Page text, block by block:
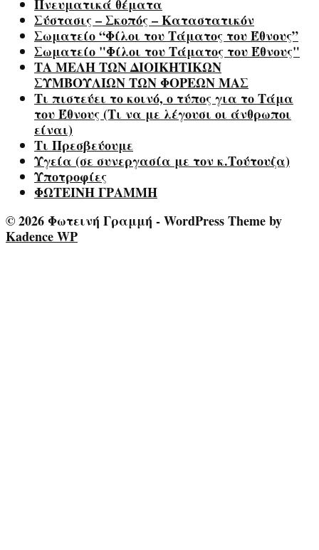
Πνευματικά θέματα
Σύστασις – Σκοπός – Καταστατικόν
Σωματείο “Φίλοι του Τάματος του Έθνους”
Σωματείο "Φίλοι του Τάματος του Έθνους"
ΤΑ ΜΕΛΗ ΤΩΝ ΔΙΟΙΚΗΤΙΚΩΝ
ΣΥΜΒΟΥΛΙΩΝ ΤΩΝ ΦΟΡΕΩΝ ΜΑΣ
Τι πιστεύει το κοινό, ο τύπος για το Τάμα
του Έθνους (Τι να με λέγουσι οι άνθρωποι
είναι)
Τι Πρεσβεύουμε
Υγεία (σε συνεργασία με τον κ.Τούτουζα)
Υποτροφίες
ΦΩΤΕΙΝΗ ΓΡΑΜΜΗ
© 2026 Φωτεινή Γραμμή - WordPress Theme by
Kadence WP